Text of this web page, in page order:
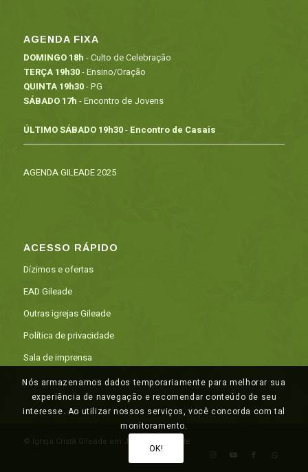
AGENDA FIXA
DOMINGO 18h - Culto de Celebração
TERÇA 19h30- Ensino/Oração
QUINTA 19h30- PG
SÁBADO 17h - Encontro de Jovens
ÚLTIMO SÁBADO 19h30- Encontro de Casais
AGENDA GILEADE 2025
ACESSO RÁPIDO
Dízimos e ofertas
EAD Gileade
Outras igrejas Gileade
Política de privacidade
Sala de imprensa
© Igreja Cristã Gileade em Juazeiro do Norte
Nós armazenamos dados temporariamente para melhorar sua
experiência de navegação e recomendar conteúdo de seu
interesse. Ao utilizar nossos serviços, você concorda com tal
monitoramento.
OK!